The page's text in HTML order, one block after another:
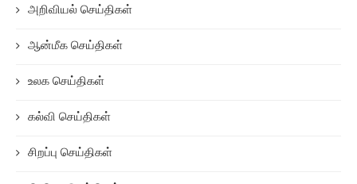
சிறப்பு செய்திகள்
சினிமா செய்திகள்
தேசிய செய்திகள்
மருத்துவ செய்திகள்
மாநில செய்திகள்